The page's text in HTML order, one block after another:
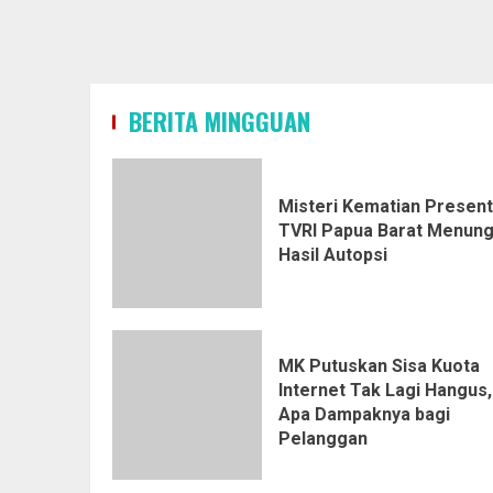
BERITA MINGGUAN
Misteri Kematian
TVRI Papua Barat
Hasil Autopsi
MK Putuskan Sisa Kuota
Internet Tak Lagi Hangus,
Apa Dampaknya bagi
Pelanggan